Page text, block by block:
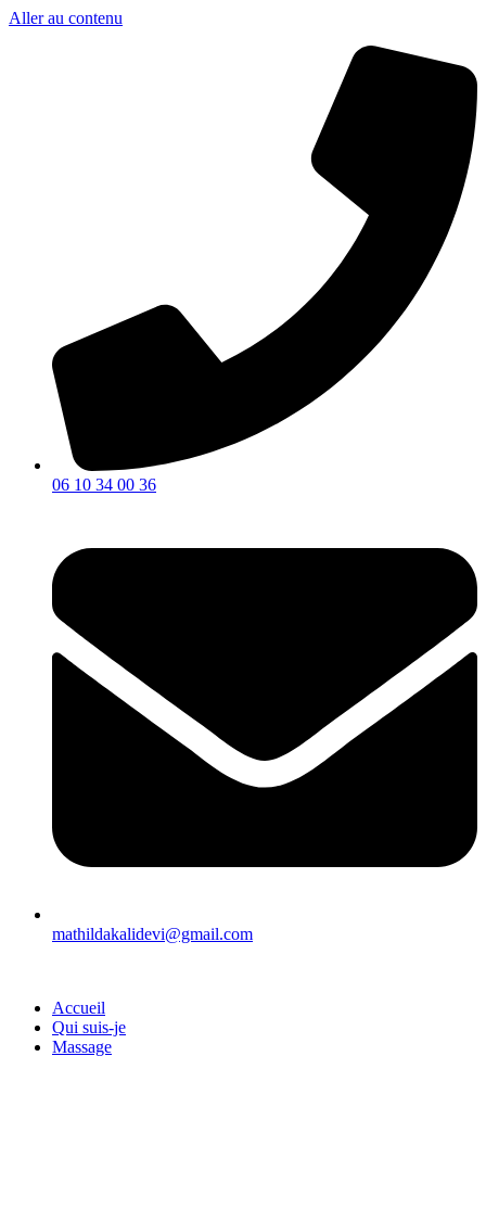
Aller au contenu
06 10 34 00 36
mathildakalidevi@gmail.com
Accueil
Qui suis-je
Massage